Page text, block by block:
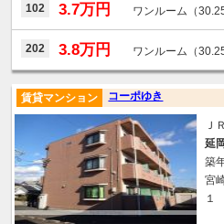
102 3.7万円 ワンルーム（
202 3.8万円 ワンルーム（
コーポゆき
賃貸マンション
Ｊ
延
築
宮
１